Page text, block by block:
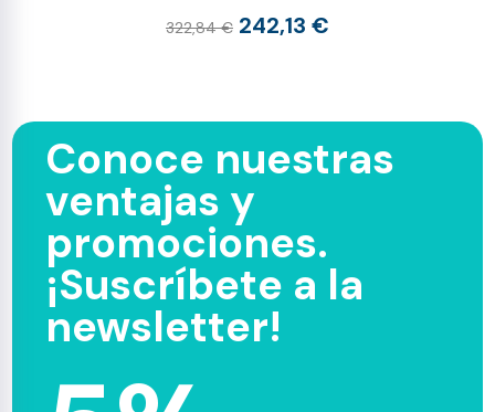
322,84 € 242,13 €
Conoce nuestras
ventajas y
promociones.
¡Suscríbete a la
newsletter!